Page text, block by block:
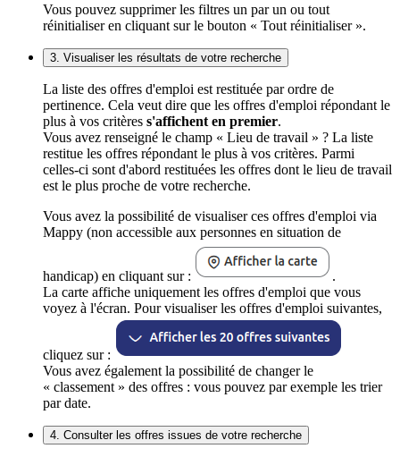
Vous pouvez supprimer les filtres un par un ou tout
réinitialiser en cliquant sur le bouton « Tout réinitialiser ».
3. Visualiser les résultats de votre recherche
La liste des offres d'emploi est restituée par ordre de
pertinence. Cela veut dire que les offres d'emploi répondant le
plus à vos critères s'affichent en premier.
Vous avez renseigné le champ « Lieu de travail » ? La liste
restitue les offres répondant le plus à vos critères. Parmi
celles-ci sont d'abord restituées les offres dont le lieu de travail
est le plus proche de votre recherche.
Vous avez la possibilité de visualiser ces offres d'emploi via
Mappy (non accessible aux personnes en situation de
handicap) en cliquant sur :
.
La carte affiche uniquement les offres d'emploi que vous
voyez à l'écran. Pour visualiser les offres d'emploi suivantes,
cliquez sur :
Vous avez également la possibilité de changer le
« classement » des offres : vous pouvez par exemple les trier
par date.
4. Consulter les offres issues de votre recherche